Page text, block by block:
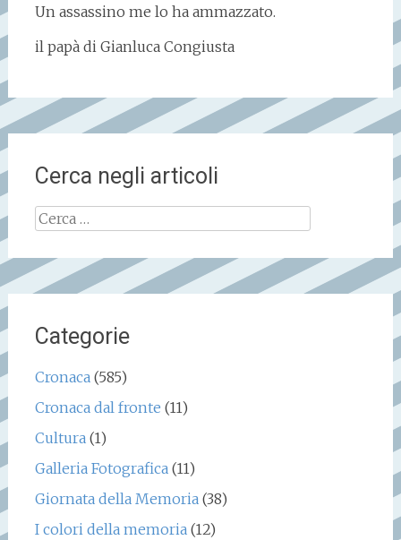
Un assassino me lo ha ammazzato.
il papà di Gianluca Congiusta
Cerca negli articoli
Ricerca
Categorie
Cronaca(585)
Cronaca dal fronte (11)
Cultura(1)
Galleria Fotografica(11)
Giornata della Memoria(38)
I colori della memoria(12)